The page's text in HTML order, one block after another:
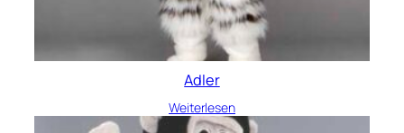
Adler
Weiterlesen